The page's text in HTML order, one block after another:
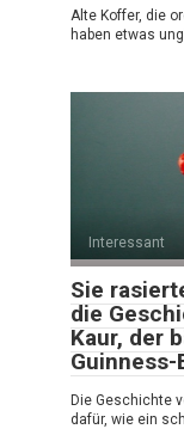
Alte Koffer, die
haben etwas
Interessant
Sie
die
Kaur, der
Guinness-
Die Geschichte
dafür, wie ein